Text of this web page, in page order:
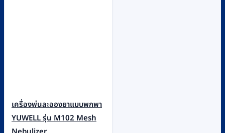
เครื่องพ่นละอองยาแบบพกพา
YUWELL รุ่น M102 Mesh